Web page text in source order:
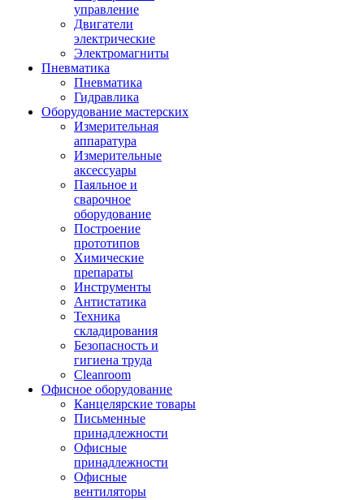
управление
Двигатели
электрические
Электромагниты
Пневматика
Пневматика
Гидравлика
Оборудование мастерских
Измерительная
аппаратура
Измерительные
аксессуары
Паяльное и
сварочное
оборудование
Построение
прототипов
Химические
препараты
Инструменты
Aнтистатика
Техника
складирования
Безопасность и
гигиена труда
Cleanroom
Офисное оборудование
Канцелярские товары
Письменные
принадлежности
Офисные
принадлежности
Офисные
вентиляторы